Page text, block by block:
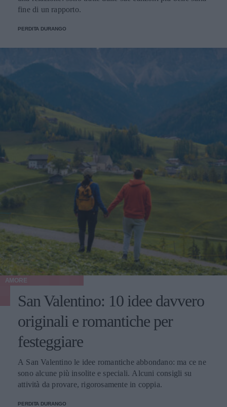
fine di un rapporto.
PERDITA DURANGO
AMORE
San Valentino: 10 idee davvero
originali e romantiche per
festeggiare
A San Valentino le idee romantiche abbondano: ma ce ne
sono alcune più insolite e speciali. Alcuni consigli su
attività da provare, rigorosamente in coppia.
PERDITA DURANGO